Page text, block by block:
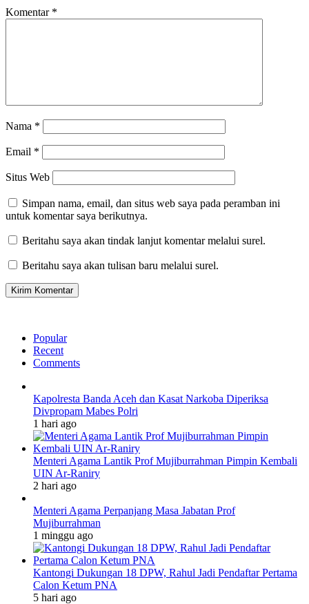
Komentar *
Nama *
Email *
Situs Web
Simpan nama, email, dan situs web saya pada peramban ini
untuk komentar saya berikutnya.
Beritahu saya akan tindak lanjut komentar melalui surel.
Beritahu saya akan tulisan baru melalui surel.
Popular
Recent
Comments
Kapolresta Banda Aceh dan Kasat Narkoba Diperiksa
Divpropam Mabes Polri
1 hari ago
Menteri Agama Lantik Prof Mujiburrahman Pimpin Kembali
UIN Ar-Raniry
2 hari ago
Menteri Agama Perpanjang Masa Jabatan Prof
Mujiburrahman
1 minggu ago
Kantongi Dukungan 18 DPW, Rahul Jadi Pendaftar Pertama
Calon Ketum PNA
5 hari ago